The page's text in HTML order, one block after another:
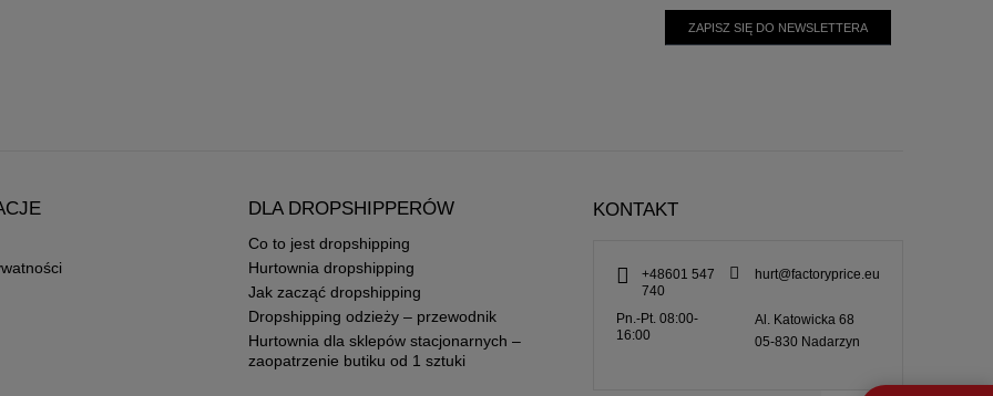
ZAPISZ SIĘ DO NEWSLETTERA
DLA DROPSHIPPERÓW
Co to jest dropshipping
Hurtownia dropshipping
Jak zacząć dropshipping
Dropshipping odzieży – przewodnik
Hurtownia dla sklepów stacjonarnych –
zaopatrzenie butiku od 1 sztuki
KONTAKT
+48601 547
740
hurt@factoryprice.eu
Pn.-Pt. 08:00-
16:00
Al. Katowicka 68
05-830 Nadarzyn